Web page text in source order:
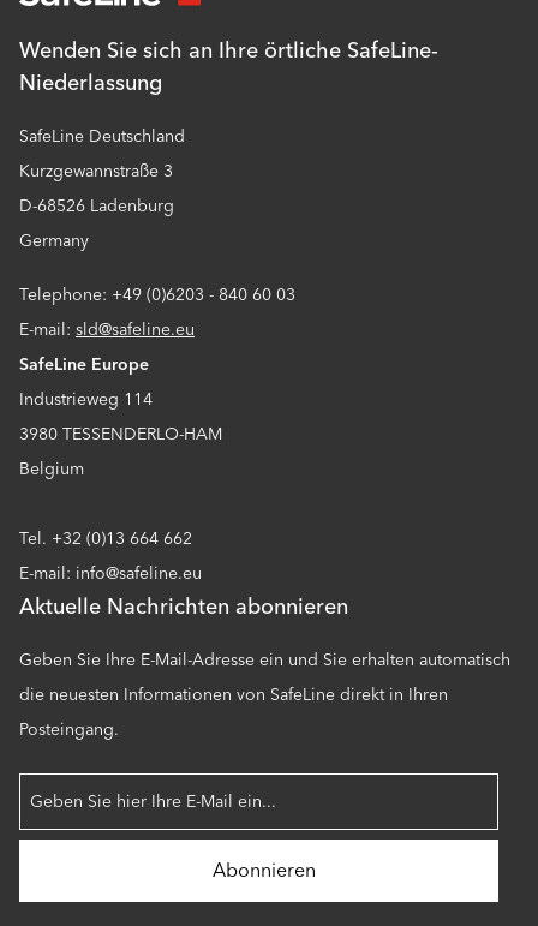
Wenden Sie sich an Ihre örtliche SafeLine-
Niederlassung
SafeLine Deutschland
Kurzgewannstraße 3
D-68526 Ladenburg
Germany
Telephone: +49 (0)6203 - 840 60 03
E-mail: sld@safeline.eu
SafeLine Europe
Industrieweg 114
3980 TESSENDERLO-HAM
Belgium
Tel. +32 (0)13 664 662
E-mail: info@safeline.eu
Aktuelle Nachrichten abonnieren
Geben Sie Ihre E-Mail-Adresse ein und Sie erhalten automatisch
die neuesten Informationen von SafeLine direkt in Ihren
Posteingang.